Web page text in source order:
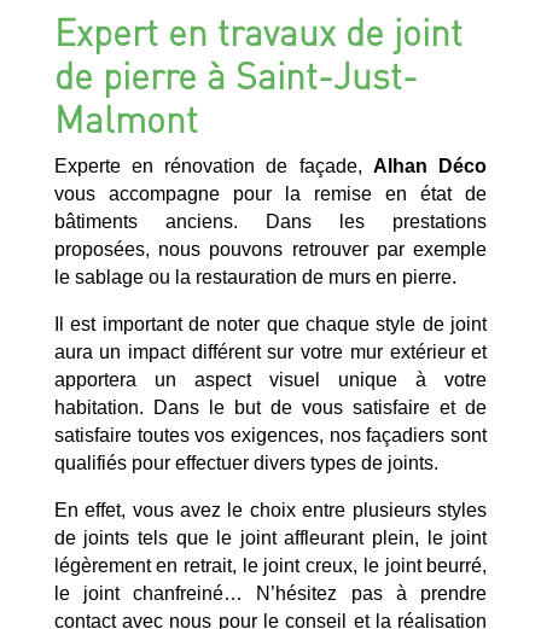
Expert en travaux de joint
de pierre à Saint-Just-
Malmont
Experte en rénovation de façade, Alhan Déco
vous accompagne pour la remise en état de
bâtiments anciens. Dans les prestations
proposées, nous pouvons retrouver par exemple
le sablage ou la restauration de murs en pierre.
Il est important de noter que chaque style de joint
aura un impact différent sur votre mur extérieur et
apportera un aspect visuel unique à votre
habitation. Dans le but de vous satisfaire et de
satisfaire toutes vos exigences, nos façadiers sont
qualifiés pour effectuer divers types de joints.
En effet, vous avez le choix entre plusieurs styles
de joints tels que le joint affleurant plein, le joint
légèrement en retrait, le joint creux, le joint beurré,
le joint chanfreiné… N’hésitez pas à prendre
contact avec nous pour le conseil et la réalisation